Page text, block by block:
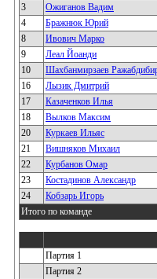
3
Ожиганов Вадим
4
Бражнюк Юрий
8
Ивович Марко
9
Леал Йоанди
10
Шахбанмирзаев
16
Лызик Дмитрий
17
Казаченков Илья
18
Вылков Максим
20
Куркаев Ильяс
21
Вишняков Михаил
22
Курбанов Омар
23
Костадинов Александр
24
Кобзарь Игорь
Итого по команде
Партия 1
Партия 2